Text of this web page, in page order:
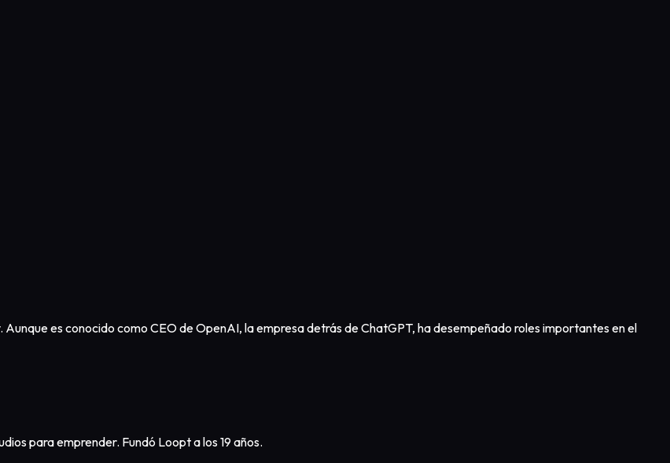
es conocido como CEO de OpenAI, la empresa detrás de ChatGPT, ha desempeñado roles importantes en el
para emprender. Fundó Loopt a los 19 años.